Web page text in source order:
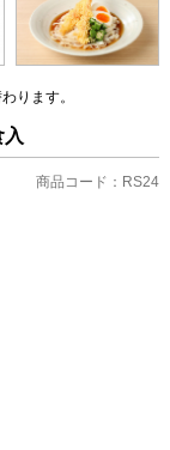
ります。
商品コード：RS24